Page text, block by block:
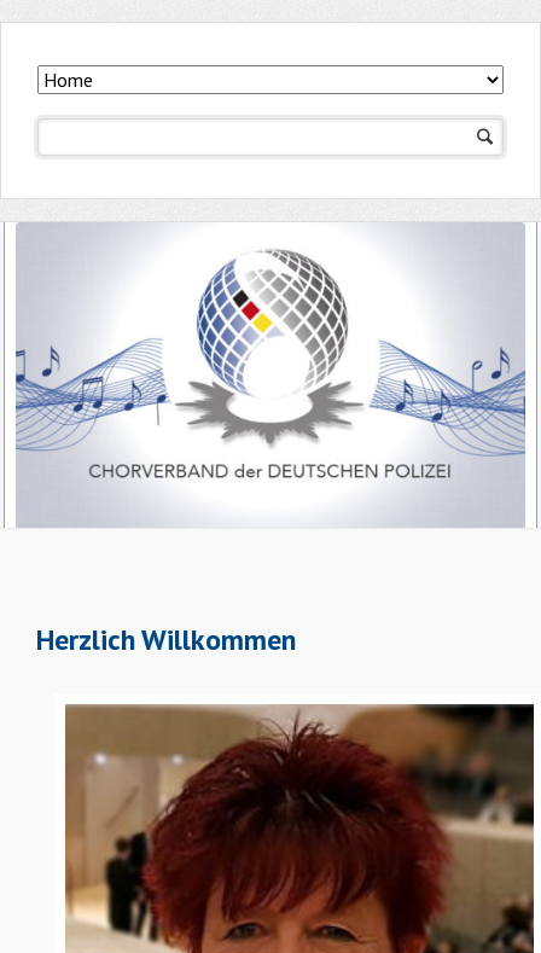
Herzlich Willkommen